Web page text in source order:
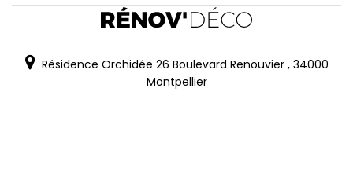
Résidence Orchidée 26 Boulevard Renouvier , 34000
Montpellier